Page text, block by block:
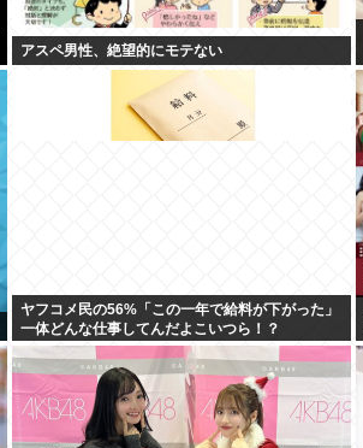
アスペ男性、絶望的にモテない
ヤフコメ民の56%「この一年で給料が下がった」
一体どんな仕事してんだよこいつら！？